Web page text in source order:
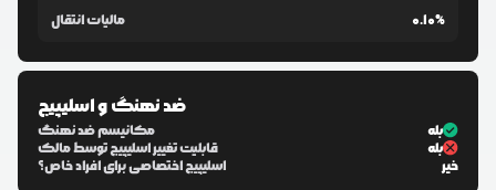
مالیات انتقال
0.10%
ضد نهنگ و اسلیپیج
مکانیسم ضد نهنگ
بله
قابلیت تغییر اسلیپیج توسط مالک
بله
اسلیپیج اختصاصی برای افراد خاص؟
خیر